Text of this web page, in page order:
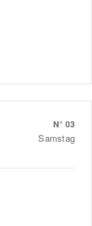
N° 03
Samstag